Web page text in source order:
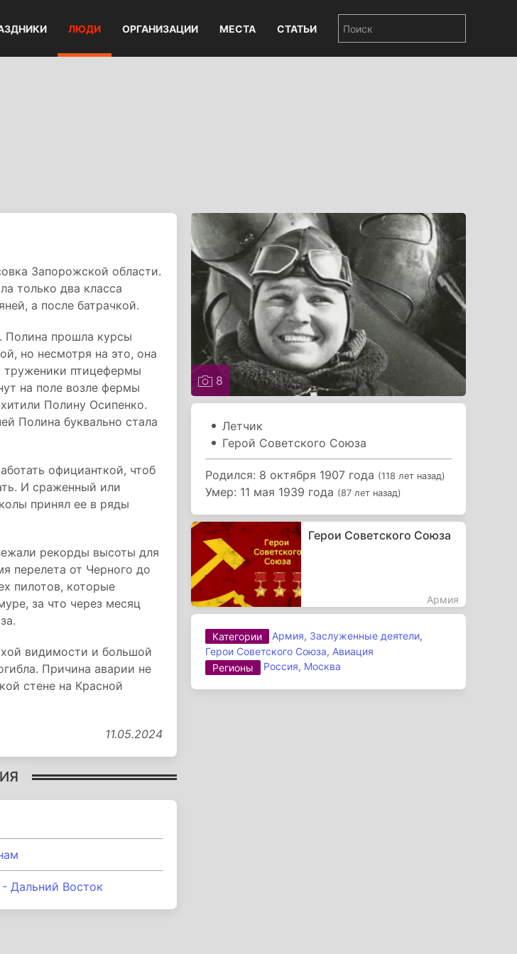
ЛЮДИ ОРГАНИЗАЦИИ МЕСТА СТАТЬИ
Запорожской области.
только два класса
а после батрачкой.
Полина прошла курсы
но несмотря на это, она
птицефермы
на поле возле фермы
Полину Осипенко.
Полина буквально стала
официанткой, чтоб
И сраженный или
принял ее в ряды
рекорды высоты для
перелета от Черного до
пилотов, которые
за что через месяц
видимости и большой
Причина аварии не
стене на Красной
11.05.2024
Дальний Восток
8
Летчик
Герой Советского Союза
Родился: 8 октября 1907 года (118 лет назад)
Умер: 11 мая 1939 года (87 лет назад)
Герои Советского Союза
Армия
Категории Армия, Заслуженные деятели,
Герои Советского Союза, Авиация
Регионы
Россия, Москва